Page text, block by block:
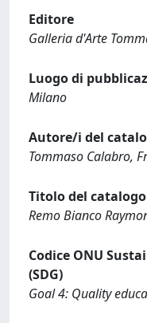
Editore
Galleria d'Arte
Luogo di
Milano
Autore/i del
Tommaso Calabro,
Titolo del catalogo
Remo Bianco
Codice ONU
(SDG)
Goal 4: Quality